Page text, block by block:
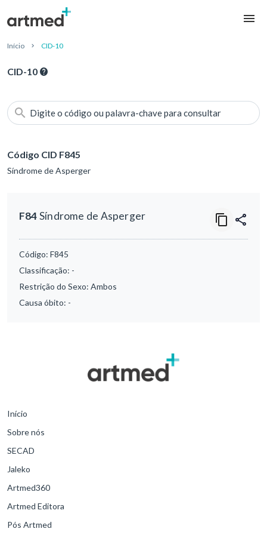
Início CID-10
CID-10
Digite o código ou palavra-chave para consultar
Código CID F845
Síndrome de Asperger
F84Síndrome de Asperger
Código: F845
Classificação: -
Restrição do Sexo: Ambos
Causa óbito: -
Início
Sobre nós
SECAD
Jaleko
Artmed360
Artmed Editora
Pós Artmed